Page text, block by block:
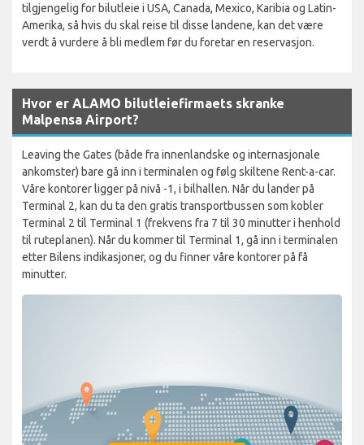
tilgjengelig for bilutleie i USA, Canada, Mexico, Karibia og Latin-
Amerika, så hvis du skal reise til disse landene, kan det være
verdt å vurdere å bli medlem før du foretar en reservasjon.
Hvor er ALAMO bilutleiefirmaets skranke
Malpensa Airport?
Leaving the Gates (både fra innenlandske og internasjonale
ankomster) bare gå inn i terminalen og følg skiltene Rent-a-car.
Våre kontorer ligger på nivå -1, i bilhallen. Når du lander på
Terminal 2, kan du ta den gratis transportbussen som kobler
Terminal 2 til Terminal 1 (frekvens fra 7 til 30 minutter i henhold
til ruteplanen). Når du kommer til Terminal 1, gå inn i terminalen
etter Bilens indikasjoner, og du finner våre kontorer på få
minutter.